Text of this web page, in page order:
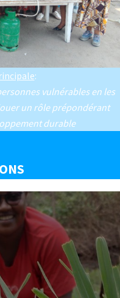
:
vulnérables en les
un rôle prépondérant
durable